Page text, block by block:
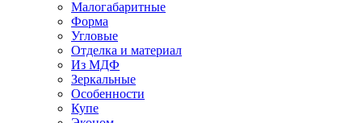
Малогабаритные
Форма
Угловые
Отделка и материал
Из МДФ
Зеркальные
Особенности
Купе